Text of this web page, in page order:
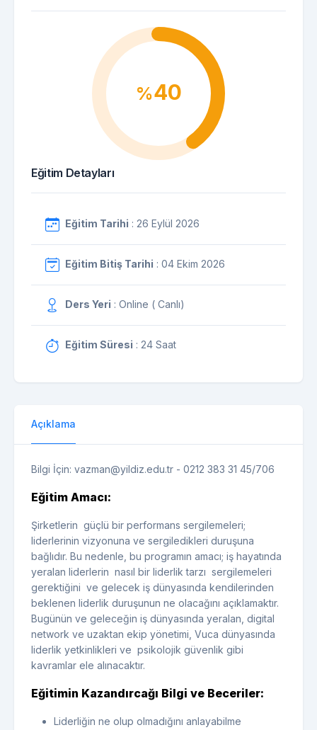
%40
Eğitim Detayları
Eğitim Tarihi : 26 Eylül 2026
Eğitim Bitiş Tarihi : 04 Ekim 2026
Ders Yeri : Online ( Canlı)
Eğitim Süresi : 24 Saat
Açıklama
Bilgi İçin: vazman@yildiz.edu.tr - 0212 383 31 45/706
Eğitim Amacı:
Şirketlerin güçlü bir performans sergilemeleri;
liderlerinin vizyonuna ve sergiledikleri duruşuna
bağlıdır. Bu nedenle, bu programın amacı; iş hayatında
yeralan liderlerin nasıl bir liderlik tarzı sergilemeleri
gerektiğini ve gelecek iş dünyasında kendilerinden
beklenen liderlik duruşunun ne olacağını açıklamaktır.
Bugünün ve geleceğin iş dünyasında yeralan, digital
network ve uzaktan ekip yönetimi, Vuca dünyasında
liderlik yetkinlikleri ve psikolojik güvenlik gibi
kavramlar ele alınacaktır.
Eğitimin Kazandırcağı Bilgi ve Beceriler:
Liderliğin ne olup olmadığını anlayabilme